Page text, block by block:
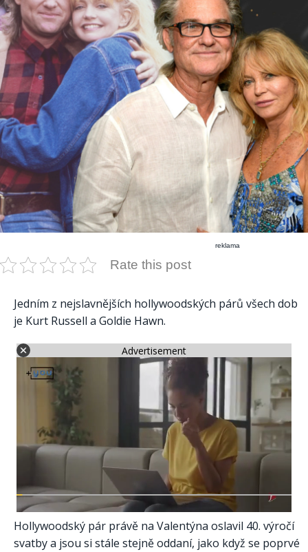
reklama
Rate this post
Jedním z nejslavnějších hollywoodských párů všech dob
je Kurt Russell a Goldie Hawn.
Advertisement
Hollywoodský pár právě na Valentýna oslavil 40. výročí
svatby a jsou si stále stejně oddaní, jako když se poprvé